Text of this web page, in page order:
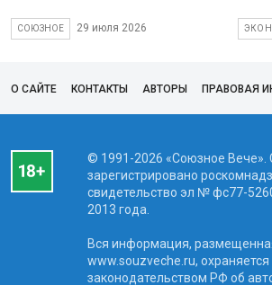
СОЮЗНОЕ 29 июля 2026
О САЙТЕ КОНТАКТЫ АВТОРЫ ПРАВОВАЯ
© 1991-2026 «Союзное Вече».
зарегистрировано
свидетельство эл № фc77-
2013 года.
Вся информация,
www.souzveche.ru, охраняется
законодательством РФ об